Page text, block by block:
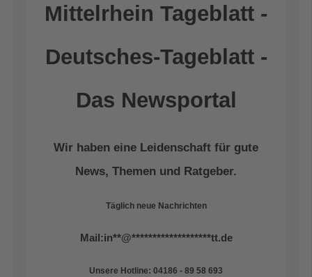
Mittelrhein Tageblatt -
Deutsches-Tageblatt -
Das Newsportal
Wir haben eine Leidenschaft für gute
News, Themen und Ratgeber.
Täglich neue Nachrichten
Mail:in**@*******************tt.de
Unsere Hotline: 04186 - 89 58 693